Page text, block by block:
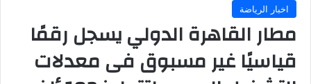
اخبار الرياضة
مطار القاهرة الدولي يسجل رقمًا
قياسيًا غير مسبوق فى معدلات